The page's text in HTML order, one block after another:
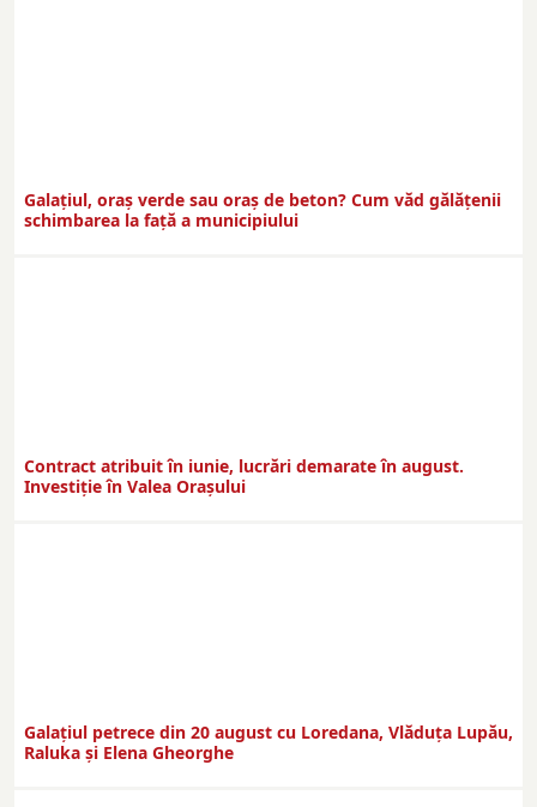
Galațiul, oraș verde sau oraș de beton? Cum văd gălățenii
schimbarea la față a municipiului
Contract atribuit în iunie, lucrări demarate în august.
Investiţie în Valea Oraşului
Galaţiul petrece din 20 august cu Loredana, Vlăduța Lupău,
Raluka și Elena Gheorghe